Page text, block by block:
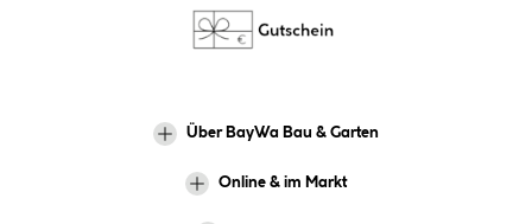
Über BayWa Bau & Garten
Online & im Markt